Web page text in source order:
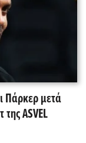
Πάρκερ μετά
ASVEL